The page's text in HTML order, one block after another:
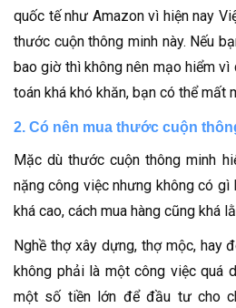
quốc tế như Amazon vì hiện nay
thước cuộn thông minh này. Nếu
bao giờ thì không nên mạo hiểm vì
toán khá khó khăn, bạn có thể mất
2. Có nên mua thước cuộn
Mặc dù thước cuộn thông minh
nặng công việc nhưng không có gì
khá cao, cách mua hàng cũng khá
Nghề thợ xây dựng, thợ mộc, hay
không phải là một công việc quá
một số tiền lớn để đầu tư cho